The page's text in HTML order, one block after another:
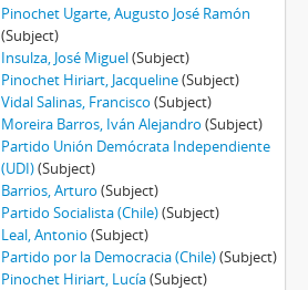
Pinochet Ugarte, Augusto José Ramón
(Subject)
Insulza, José Miguel(Subject)
Pinochet Hiriart, Jacqueline(Subject)
Vidal Salinas, Francisco (Subject)
Moreira Barros, Iván Alejandro (Subject)
Partido Unión Demócrata Independiente
(UDI)(Subject)
Barrios, Arturo (Subject)
Partido Socialista (Chile)(Subject)
Leal, Antonio (Subject)
Partido por la Democracia (Chile)(Subject)
Pinochet Hiriart, Lucía(Subject)